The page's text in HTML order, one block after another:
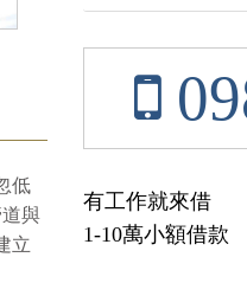
有工作就來借
1-10萬小額借款
低
與
立